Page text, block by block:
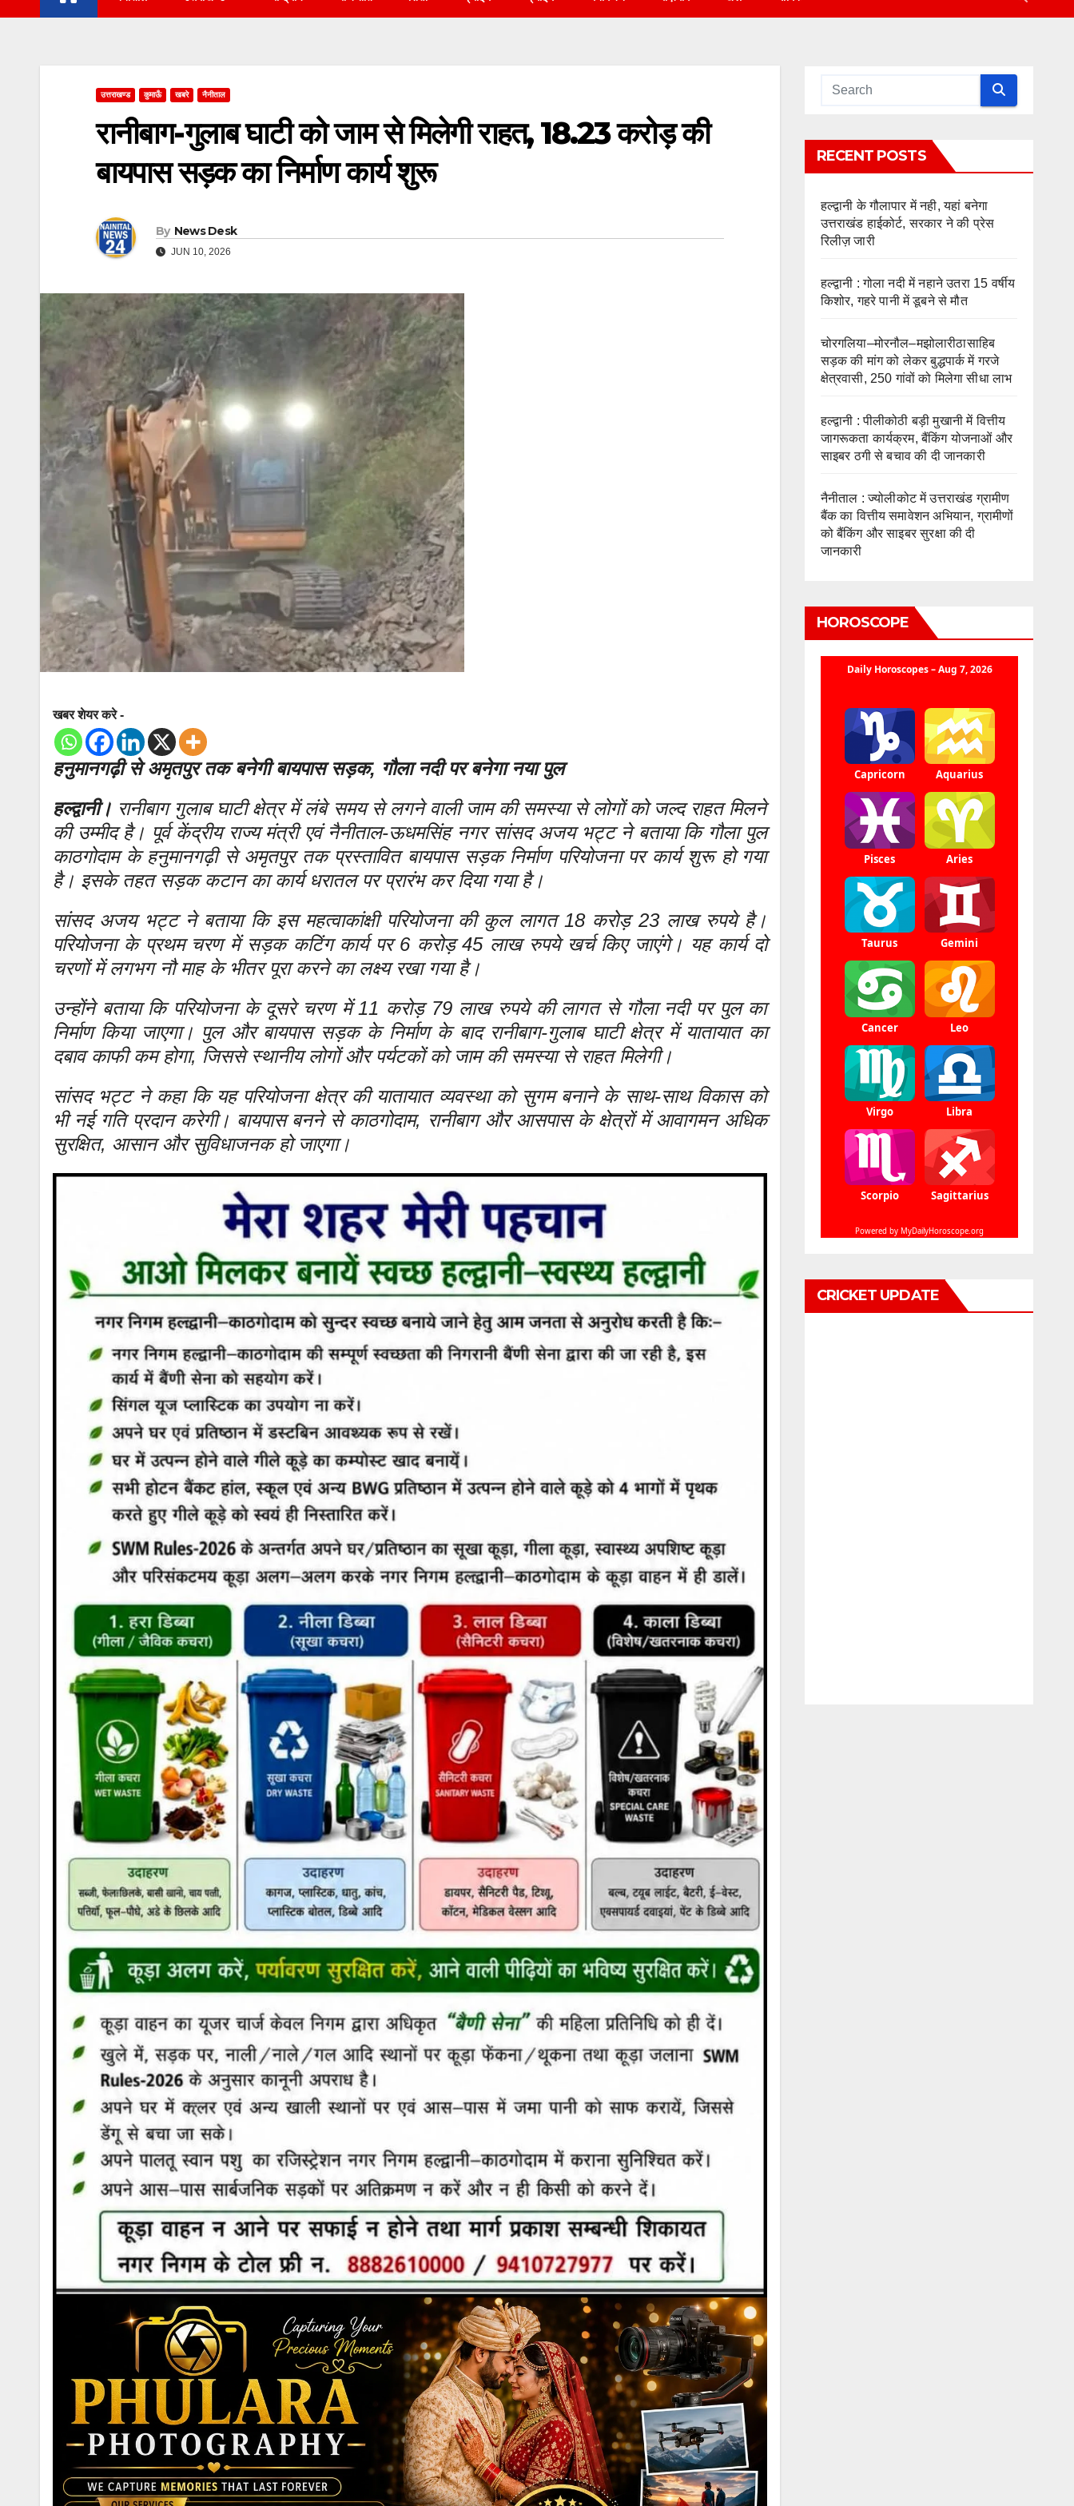
उत्तराखण्ड कुमाऊँ खबरे नैनीताल
रानीबाग-गुलाब घाटी को जाम से मिलेगी राहत, 18.23 करोड़ की
बायपास सड़क का निर्माण कार्य शुरू
By News Desk
JUN 10, 2026
खबर शेयर करे -
हनुमानगढ़ी से अमृतपुर तक बनेगी बायपास सड़क, गौला नदी पर बनेगा नया पुल
हल्द्वानी। रानीबाग गुलाब घाटी क्षेत्र में लंबे समय से लगने वाली जाम की समस्या से लोगों को जल्द राहत मिलने
की उम्मीद है। पूर्व केंद्रीय राज्य मंत्री एवं नैनीताल-ऊधमसिंह नगर सांसद अजय भट्ट ने बताया कि गौला पुल
काठगोदाम के हनुमानगढ़ी से अमृतपुर तक प्रस्तावित बायपास सड़क निर्माण परियोजना पर कार्य शुरू हो गया
है। इसके तहत सड़क कटान का कार्य धरातल पर प्रारंभ कर दिया गया है।
सांसद अजय भट्ट ने बताया कि इस महत्वाकांक्षी परियोजना की कुल लागत 18 करोड़ 23 लाख रुपये है।
परियोजना के प्रथम चरण में सड़क कटिंग कार्य पर 6 करोड़ 45 लाख रुपये खर्च किए जाएंगे। यह कार्य दो
चरणों में लगभग नौ माह के भीतर पूरा करने का लक्ष्य रखा गया है।
उन्होंने बताया कि परियोजना के दूसरे चरण में 11 करोड़ 79 लाख रुपये की लागत से गौला नदी पर पुल का
निर्माण किया जाएगा। पुल और बायपास सड़क के निर्माण के बाद रानीबाग-गुलाब घाटी क्षेत्र में यातायात का
दबाव काफी कम होगा, जिससे स्थानीय लोगों और पर्यटकों को जाम की समस्या से राहत मिलेगी।
सांसद भट्ट ने कहा कि यह परियोजना क्षेत्र की यातायात व्यवस्था को सुगम बनाने के साथ-साथ विकास को
भी नई गति प्रदान करेगी। बायपास बनने से काठगोदाम, रानीबाग और आसपास के क्षेत्रों में आवागमन अधिक
सुरक्षित, आसान और सुविधाजनक हो जाएगा।
RECENT POSTS
हल्द्वानी के गौलापार में नही, यहां बनेगा
उत्तराखंड हाईकोर्ट, सरकार ने की प्रेस
रिलीज़ जारी
हल्द्वानी : गोला नदी में नहाने उतरा 15 वर्षीय
किशोर, गहरे पानी में डूबने से मौत
चोरगलिया–मोरनौल–मझोलारीठासाहिब
सड़क की मांग को लेकर बुद्धपार्क में गरजे
क्षेत्रवासी, 250 गांवों को मिलेगा सीधा लाभ
हल्द्वानी : पीलीकोठी बड़ी मुखानी में वित्तीय
जागरूकता कार्यक्रम, बैंकिंग योजनाओं और
साइबर ठगी से बचाव की दी जानकारी
नैनीताल : ज्योलीकोट में उत्तराखंड ग्रामीण
बैंक का वित्तीय समावेशन अभियान, ग्रामीणों
को बैंकिंग और साइबर सुरक्षा की दी
जानकारी
HOROSCOPE
CRICKET UPDATE